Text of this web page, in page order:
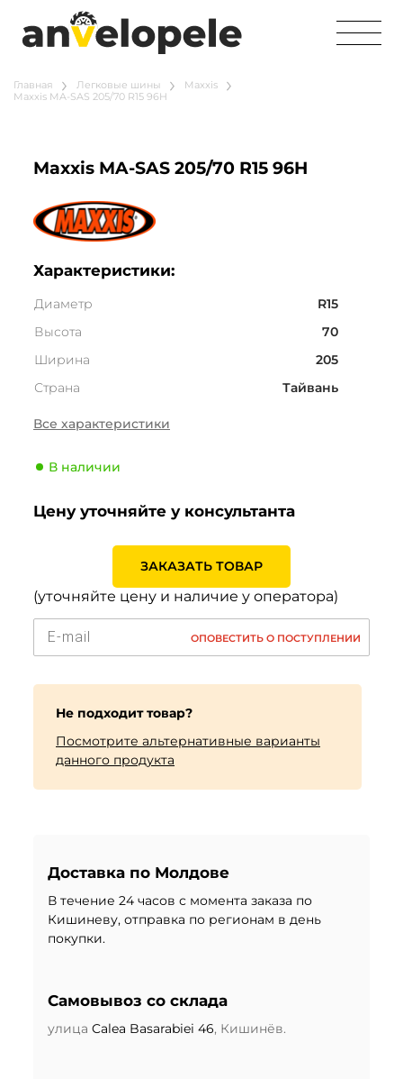
Главная Легковые шины
Maxxis
Maxxis MA-SAS 205/70 R15 96H
Maxxis MA-SAS 205/70 R15 96H
Характеристики:
Диаметр
R15
Высота
70
Ширина
205
Страна
Тайвань
Сезонность
средства
Индекс скорости
H (210 км/ч)
Индекс нагрузки
96 (710кг)
Все характеристики
В наличии
Цену уточняйте у консультанта
ЗАКАЗАТЬ ТОВАР
(уточняйте цену и наличие у оператора)
ОПОВЕСТИТЬ О ПОСТУПЛЕНИИ
Не подходит товар?
Посмотрите альтернативные варианты
данного продукта
Доставка по Молдове
В течение 24 часов с момента заказа по
Кишиневу, отправка по регионам в день
покупки.
Самовывоз со склада
улица Calea Basarabiei 46, Кишинёв.